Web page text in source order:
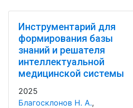
Инструментарий для
формирования базы
знаний и решателя
интеллектуальной
медицинской системы
2025
Благосклонов Н. А.,